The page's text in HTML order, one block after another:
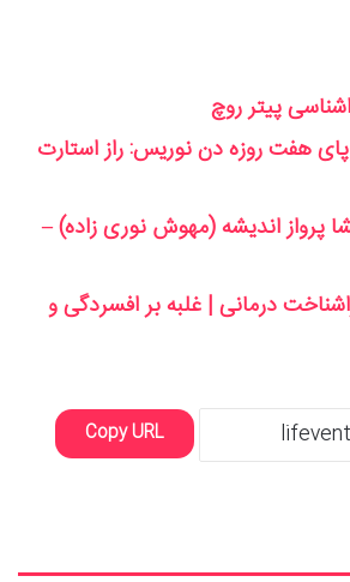
پیتر روچ
هفت روزه دن نوریس: راز استارت
پرواز اندیشه (مهوش نوری زاده) –
درمانی | غلبه بر افسردگی و
Copy URL